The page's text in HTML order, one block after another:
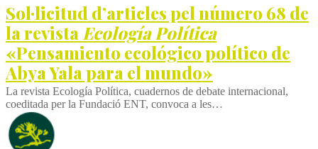
Sol·licitud d’articles pel número 68 de
la revista Ecología Política
«Pensamiento ecológico político de
Abya Yala para el mundo»
La revista Ecología Política, cuadernos de debate internacional,
coeditada per la Fundació ENT, convoca a les…